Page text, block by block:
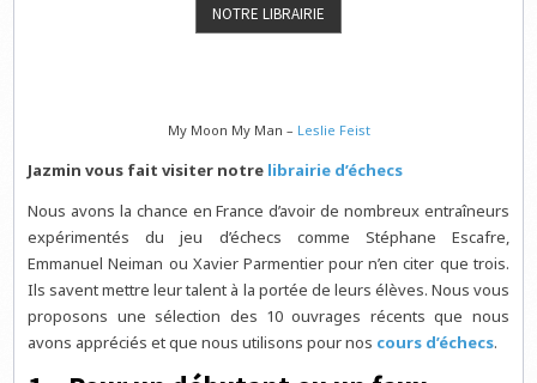
My Moon My Man – Leslie Feist
Jazmin vous fait visiter notre librairie d’échecs
Nous avons la chance en France d’avoir de nombreux entraîneurs
expérimentés du jeu d’échecs comme Stéphane Escafre,
Emmanuel Neiman ou Xavier Parmentier pour n’en citer que trois.
Ils savent mettre leur talent à la portée de leurs élèves. Nous vous
proposons une sélection des 10 ouvrages récents que nous
avons appréciés et que nous utilisons pour nos cours d’échecs.